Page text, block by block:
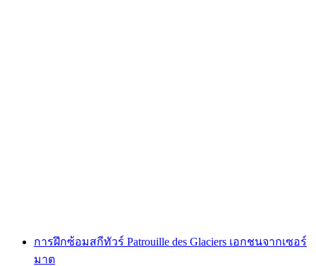
การฝึกซ้อมสกีทัวร์ Patrouille des Glaciers เอกชนจากเซอร์
มาต